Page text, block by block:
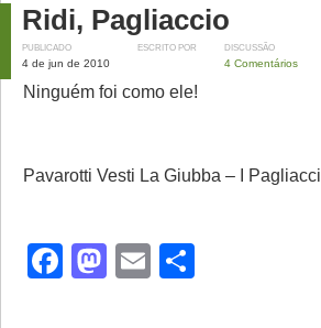
Ridi, Pagliaccio
PUBLICADO
4 de jun de 2010
ESCRITO POR DISCUSSÃO
4 Comentários
Ninguém foi como ele!
Pavarotti Vesti La Giubba – I Pagliacci
Facebook
Mastodon
Email